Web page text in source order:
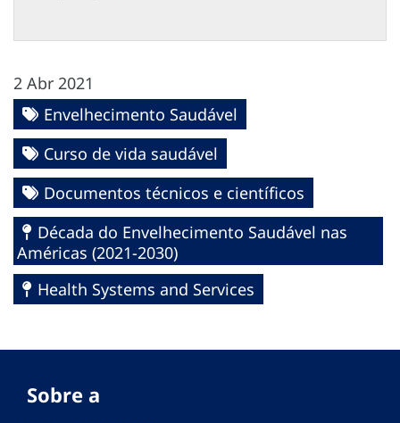
2 Abr 2021
Envelhecimento Saudável
Curso de vida saudável
Documentos técnicos e científicos
Década do Envelhecimento Saudável nas
Américas (2021-2030)
Health Systems and Services
Sobre a